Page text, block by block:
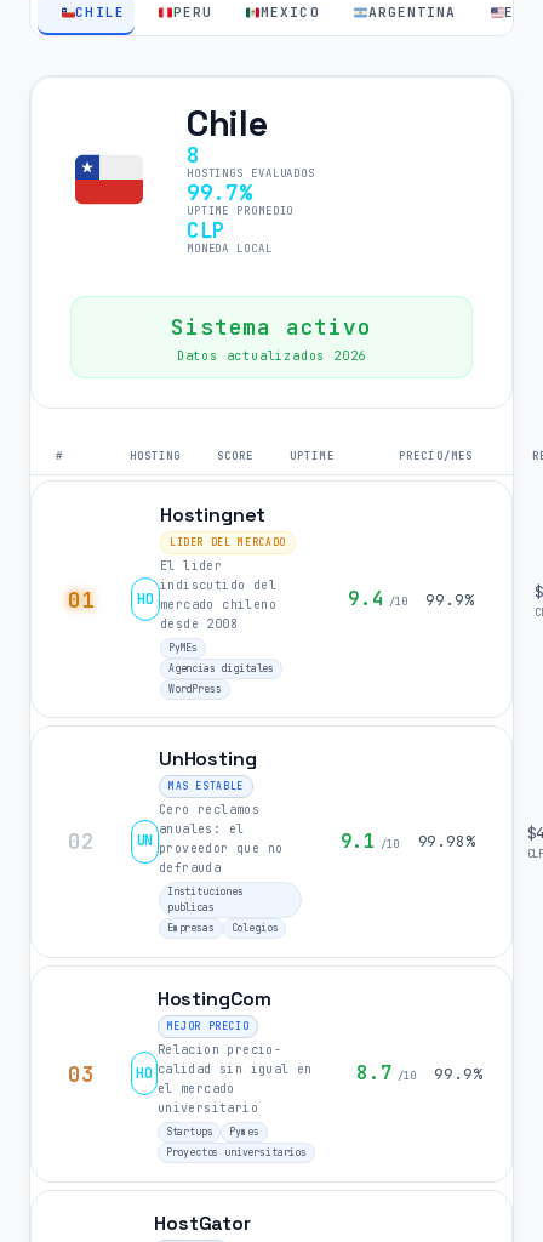
CHILE PERU MEXICO ARGENTINA EEUU
Chile
8
HOSTINGS EVALUADOS
99.7%
UPTIME PROMEDIO
CLP
MONEDA LOCAL
Sistema activo
Datos actualizados 2026
# HOSTING SCORE UPTIME PRECIO/MES
01 HO
Hostingnet
LIDER DEL MERCADO
El lider
indiscutido del
mercado chileno
desde 2008
PyMEs
Agencias digitales
WordPress
9.4 /10 99.9%
02 UN
UnHosting
MAS ESTABLE
Cero reclamos
anuales: el
proveedor que no
defrauda
Instituciones
publicas
Empresas
Colegios
9.1 /10 99.98%
03 HO
HostingCom
MEJOR PRECIO
Relacion precio-
calidad sin igual en
el mercado
universitario
Startups
Pymes
Proyectos universitarios
8.7 /10 99.9%
HostGator